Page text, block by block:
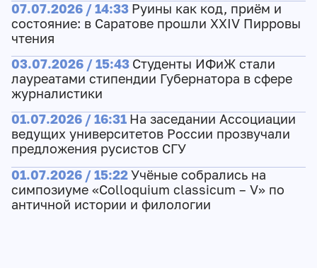
07.07.2026 / 14:33 Руины как код, приём и
состояние: в Саратове прошли XXIV Пирровы
чтения
03.07.2026 / 15:43 Студенты ИФиЖ стали
лауреатами стипендии Губернатора в сфере
журналистики
01.07.2026 / 16:31 На заседании Ассоциации
ведущих университетов России прозвучали
предложения русистов СГУ
01.07.2026 / 15:22Учёные собрались на
симпозиуме «Colloquium classicum – V» по
античной истории и филологии